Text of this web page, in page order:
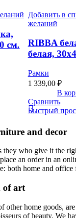
см.
Добавить в
желаний
RIBBA
белая,
Рамки
1 339,00 ₽
В
Сравнить
Быстрый
and decor
who give it the
an order in an
both home and office
of art
other home goods,
of beauty. We